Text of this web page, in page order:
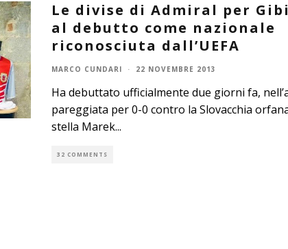
Le divise di Admiral per
al debutto come nazionale
riconosciuta dall’UEFA
MARCO CUNDARI · 22 NOVEMBRE 2013
Ha debuttato ufficialmente due giorni fa,
pareggiata per 0-0 contro la Slovacchia
stella Marek...
32 COMMENTS